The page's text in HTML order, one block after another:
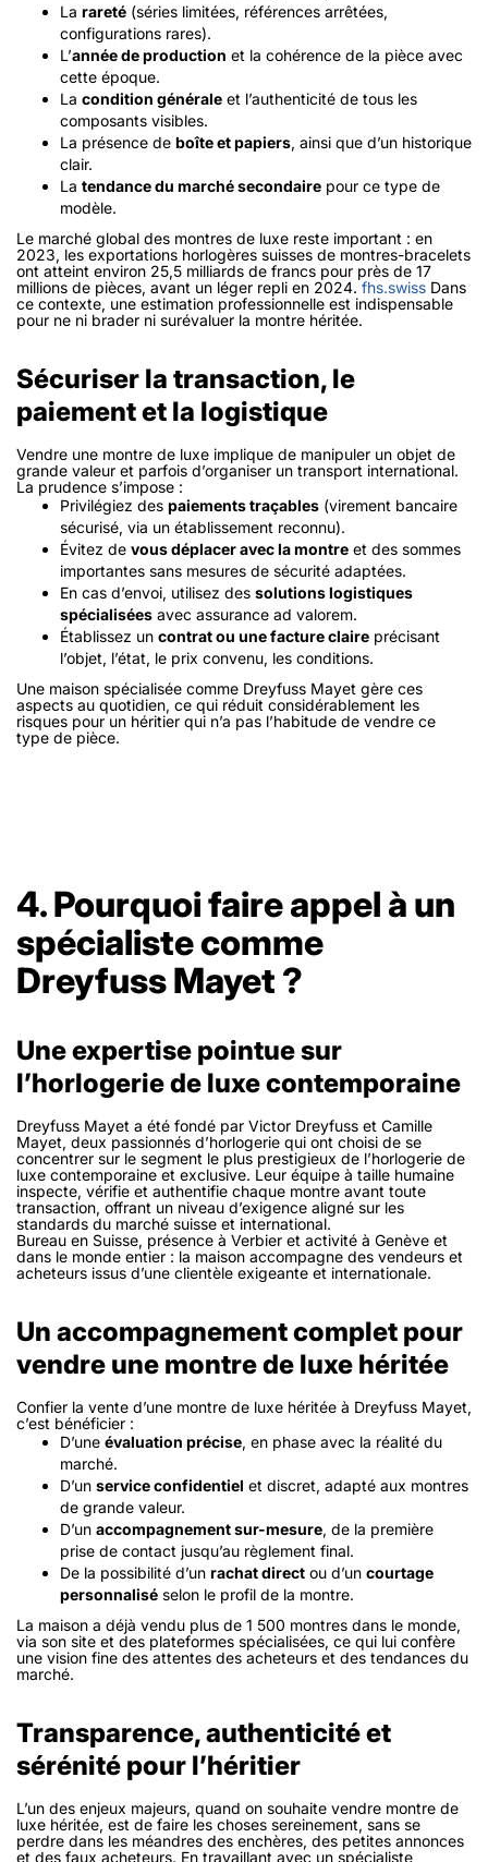
La rareté (séries limitées, références arrêtées,
configurations rares).
L’année de production et la cohérence de la pièce avec
cette époque.
La condition générale et l’authenticité de tous les
composants visibles.
La présence de boîte et papiers, ainsi que d’un historique
clair.
La tendance du marché secondaire pour ce type de
modèle.
Le marché global des montres de luxe reste important : en
2023, les exportations horlogères suisses de montres-bracelets
ont atteint environ 25,5 milliards de francs pour près de 17
millions de pièces, avant un léger repli en 2024. fhs.swiss Dans
ce contexte, une estimation professionnelle est indispensable
pour ne ni brader ni surévaluer la montre héritée.
Sécuriser la transaction, le
paiement et la logistique
Vendre une montre de luxe implique de manipuler un objet de
grande valeur et parfois d’organiser un transport international.
La prudence s’impose :
Privilégiez des paiements traçables (virement bancaire
sécurisé, via un établissement reconnu).
Évitez de vous déplacer avec la montre et des sommes
importantes sans mesures de sécurité adaptées.
En cas d’envoi, utilisez des solutions logistiques
spécialisées avec assurance ad valorem.
Établissez un contrat ou une facture claire précisant
l’objet, l’état, le prix convenu, les conditions.
Une maison spécialisée comme Dreyfuss Mayet gère ces
aspects au quotidien, ce qui réduit considérablement les
risques pour un héritier qui n’a pas l’habitude de vendre ce
type de pièce.
4. Pourquoi faire appel à un
spécialiste comme
Dreyfuss Mayet ?
Une expertise pointue sur
l’horlogerie de luxe contemporaine
Dreyfuss Mayet a été fondé par Victor Dreyfuss et Camille
Mayet, deux passionnés d’horlogerie qui ont choisi de se
concentrer sur le segment le plus prestigieux de l’horlogerie de
luxe contemporaine et exclusive. Leur équipe à taille humaine
inspecte, vérifie et authentifie chaque montre avant toute
transaction, offrant un niveau d’exigence aligné sur les
standards du marché suisse et international.
Bureau en Suisse, présence à Verbier et activité à Genève et
dans le monde entier : la maison accompagne des vendeurs et
acheteurs issus d’une clientèle exigeante et internationale.
Un accompagnement complet pour
vendre une montre de luxe héritée
Confier la vente d’une montre de luxe héritée à Dreyfuss Mayet,
c’est bénéficier :
D’une évaluation précise, en phase avec la réalité du
marché.
D’un service confidentiel et discret, adapté aux montres
de grande valeur.
D’un accompagnement sur-mesure, de la première
prise de contact jusqu’au règlement final.
De la possibilité d’un rachat direct ou d’un courtage
personnalisé selon le profil de la montre.
La maison a déjà vendu plus de 1 500 montres dans le monde,
via son site et des plateformes spécialisées, ce qui lui confère
une vision fine des attentes des acheteurs et des tendances du
marché.
Transparence, authenticité et
sérénité pour l’héritier
L’un des enjeux majeurs, quand on souhaite vendre montre de
luxe héritée, est de faire les choses sereinement, sans se
perdre dans les méandres des enchères, des petites annonces
et des faux acheteurs. En travaillant avec un spécialiste